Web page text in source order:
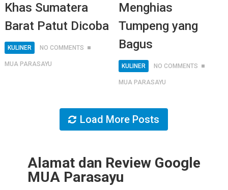
Khas Sumatera
Barat Patut Dicoba
KULINER NO COMMENTS
MUA PARASAYU
Menghias
Tumpeng yang
Bagus
KULINER NO COMMENTS
MUA PARASAYU
Load More Posts
Alamat dan Review Google
MUA Parasayu